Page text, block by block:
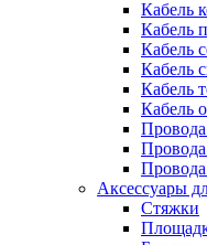
Кабель
Кабель
Кабель
Кабель
Кабель
Кабель
Аксессуары
Стяжки